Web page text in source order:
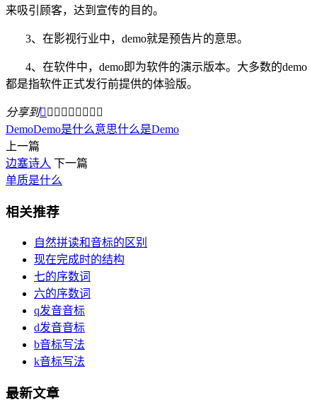
来吸引顾客，达到宣传的目的。
3、在影视行业中，demo就是预告片的意思。
4、在软件中，demo即为软件的演示版本。大多数的demo
都是指软件正式发行前提供的体验版。
分享到        
DemoDemo是什么意思什么是Demo
上一篇
边塞诗人 下一篇
单质是什么
相关推荐
自然拼读和音标的区别
现在完成时的结构
七的序数词
六的序数词
q发音音标
d发音音标
b音标写法
k音标写法
最新文章